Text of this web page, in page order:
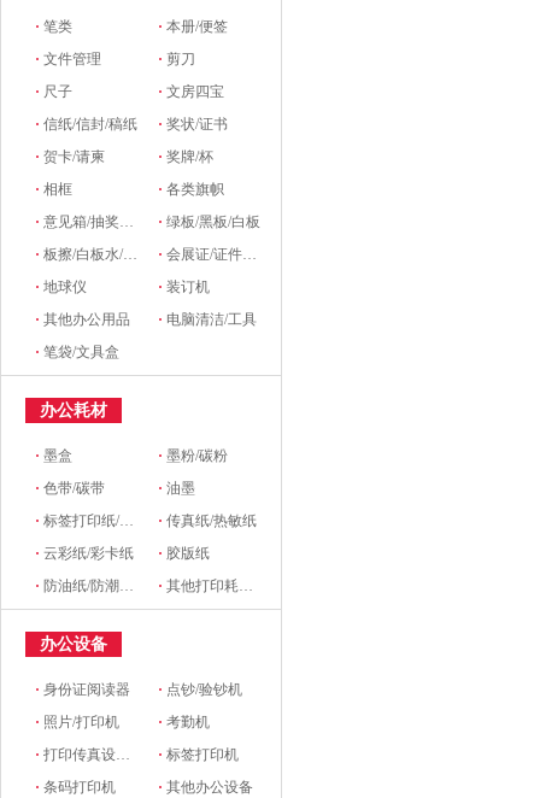
·笔类 ·本册/便签
·文件管理 ·剪刀
· 尺子 ·文房四宝
·信纸/信封/稿纸 ·奖状/证书
·贺卡/请柬 ·奖牌/杯
·相框 ·各类旗帜
·意见箱/抽奖箱/信件箱 ·绿板/黑板/白板
·板擦/白板水/磁粒/磁吸 ·会展证/证件卡/卡套挂绳/席位牌
·地球仪 ·装订机
·其他办公用品 · 电脑清洁/工具
·笔袋/文具盒
办公耗材
·墨盒 ·墨粉/碳粉
·色带/碳带 ·油墨
·标签打印纸/条码纸/收银纸 ·传真纸/热敏纸
·云彩纸/彩卡纸 · 胶版纸
· 防油纸/防潮纸/淋膜纸/硅油纸 ·其他打印耗材及附件
办公设备
·身份证阅读器 · 点钞/验钞机
· 照片/打印机 ·考勤机
·打印传真设备配件 ·标签打印机
·条码打印机 ·其他办公设备